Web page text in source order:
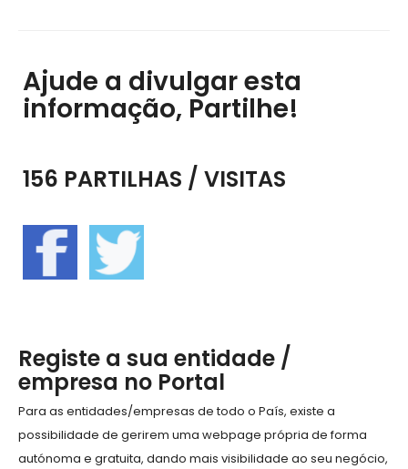
Ajude a divulgar esta
informação, Partilhe!
156 PARTILHAS / VISITAS
Registe a sua entidade /
empresa no Portal
Para as entidades/empresas de todo o País, existe a
possibilidade de gerirem uma webpage própria de forma
autónoma e gratuita, dando mais visibilidade ao seu negócio,